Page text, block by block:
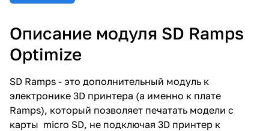
Описание модуля SD Ramps
Optimize
SD Ramps - это дополнительный модуль к
электронике 3D принтера (а именно к плате
Ramps), который позволяет печатать модели с
карты micro SD, не подключая 3D принтер к